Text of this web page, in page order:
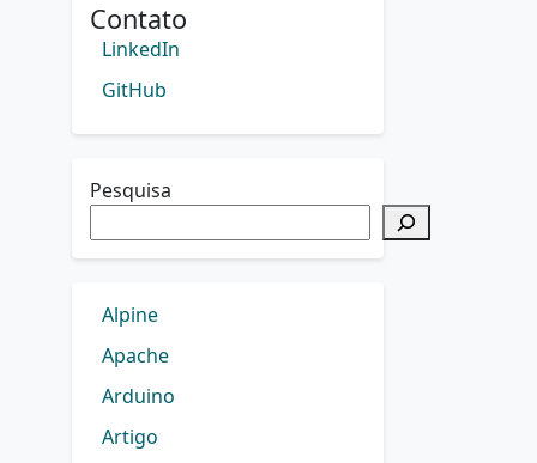
Contato
LinkedIn
GitHub
Pesquisa
Alpine
Apache
Arduino
Artigo